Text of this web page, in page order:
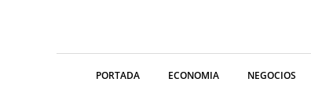
PORTADA ECONOMIA NEGOCIOS